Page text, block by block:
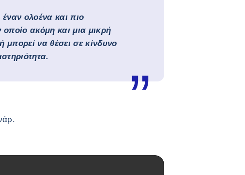
ολοένα και πιο
ακόμη και μια μικρή
μπορεί να θέσει σε κίνδυνο